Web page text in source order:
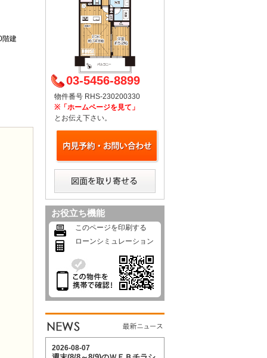
階建
03-5456-8899
物件番号 RHS-230200330
※「ホームページを見て」
とお伝え下さい。
お役立ち機能
このページを印刷する
ローンシミュレーション